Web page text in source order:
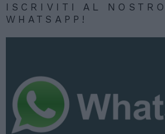
ISCRIVITI AL
WHATSAPP!